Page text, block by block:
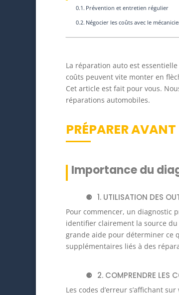
Prévention et entretien régulier
Négocier les coûts avec le
La réparation auto est
coûts peuvent vite monter en
Cet article est fait pour vous.
réparations automobiles.
PRÉPARER
Importance du
1. UTILISATION DES
Pour commencer, un diagnostic
identifier clairement la source du
grande aide pour déterminer ce
supplémentaires liés à des
2. COMPRENDRE LES
Les codes d’erreur s’affichant